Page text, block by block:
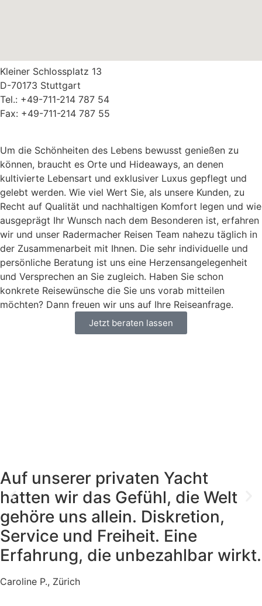
Kleiner Schlossplatz 13
D-70173 Stuttgart
Tel.: +49-711-214 787 54
Fax: +49-711-214 787 55
Um die Schönheiten des Lebens bewusst genießen zu
können, braucht es Orte und Hideaways, an denen
kultivierte Lebensart und exklusiver Luxus gepflegt und
gelebt werden. Wie viel Wert Sie, als unsere Kunden, zu
Recht auf Qualität und nachhaltigen Komfort legen und wie
ausgeprägt Ihr Wunsch nach dem Besonderen ist, erfahren
wir und unser Radermacher Reisen Team nahezu täglich in
der Zusammenarbeit mit Ihnen. Die sehr individuelle und
persönliche Beratung ist uns eine Herzensangelegenheit
und Versprechen an Sie zugleich. Haben Sie schon
konkrete Reisewünsche die Sie uns vorab mitteilen
möchten? Dann freuen wir uns auf Ihre Reiseanfrage.
Jetzt beraten lassen
Auf unserer privaten Yacht
hatten wir das Gefühl, die Welt
gehöre uns allein. Diskretion,
Service und Freiheit. Eine
Erfahrung, die unbezahlbar wirkt.
Caroline P., Zürich